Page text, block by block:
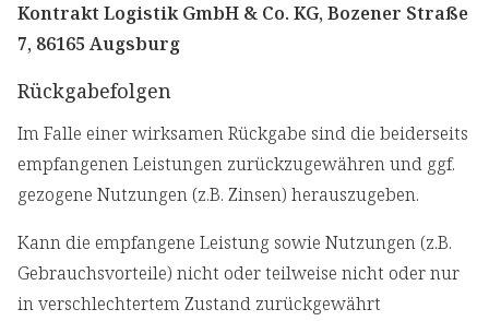
Kontrakt Logistik GmbH & Co. KG, Bozener Straße
7, 86165 Augsburg
Rückgabefolgen
Im Falle einer wirksamen Rückgabe sind die beiderseits
empfangenen Leistungen zurückzugewähren und ggf.
gezogene Nutzungen (z.B. Zinsen) herauszugeben.
Kann die empfangene Leistung sowie Nutzungen (z.B.
Gebrauchsvorteile) nicht oder teilweise nicht oder nur
in verschlechtertem Zustand zurückgewährt